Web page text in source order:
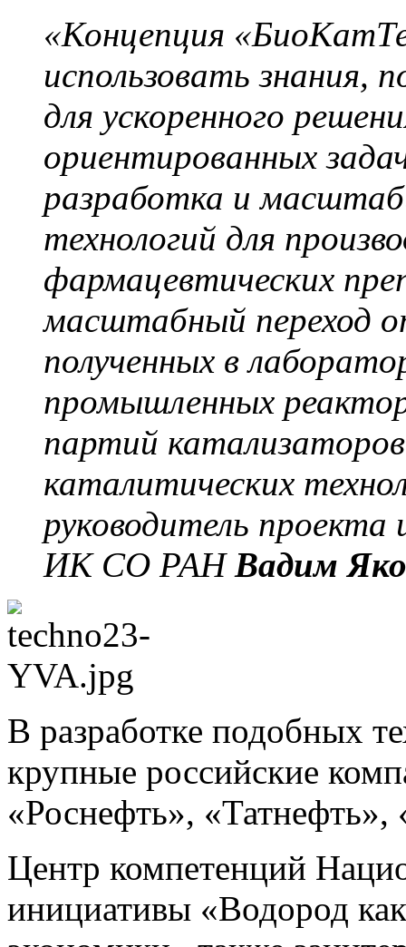
«Концепция
использовать
для ускоренного
ориентированных
разработка и
технологий для
фармацевтических
масштабный переход
полученных в
промышленных
партий
каталитических
руководитель
ИК СО РАНВадим
В разработке подобных
крупные российские
«Роснефть»,
Центр компетенций
инициативы «Водород